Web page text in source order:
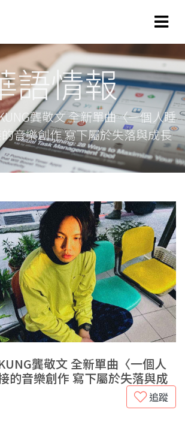
語情報
龔敬文 全新單曲〈一個人睡
音樂創作 寫下屬於失落與成長
龔敬文 全新單曲〈一個人
的音樂創作 寫下屬於失落與成
追蹤